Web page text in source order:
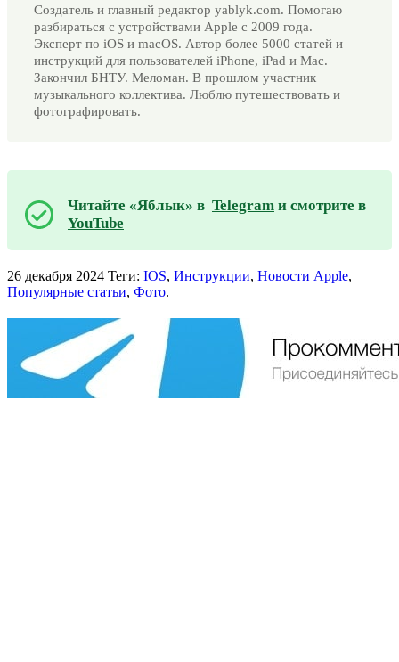
Создатель и главный редактор yablyk.com. Помогаю
разбираться с устройствами Apple с 2009 года.
Эксперт по iOS и macOS. Автор более 5000 статей и
инструкций для пользователей iPhone, iPad и Mac.
Закончил БНТУ. Меломан. В прошлом участник
музыкального коллектива. Люблю путешествовать и
фотографировать.
Читайте «Яблык» в Telegram и смотрите в
YouTube
26 декабря 2024 Теги: IOS, Инструкции, Новости Apple,
Популярные статьи, Фото.